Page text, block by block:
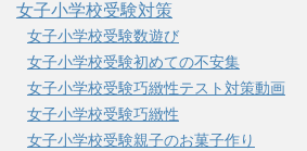
女子小学校受験対策
女子小学校受験数遊び
女子小学校受験初めての不安集
女子小学校受験巧緻性テスト対策動画
女子小学校受験巧緻性
女子小学校受験親子のお菓子作り